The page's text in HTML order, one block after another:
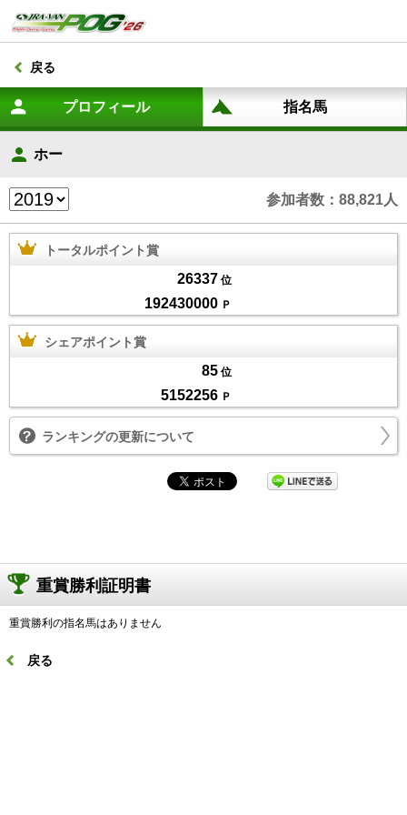
戻る
ホー
参加者数：88,821人
トータルポイント賞
26337 位
192430000 Ｐ
シェアポイント賞
85 位
5152256 Ｐ
ランキングの更新について
重賞勝利証明書
重賞勝利の指名馬はありません
戻る